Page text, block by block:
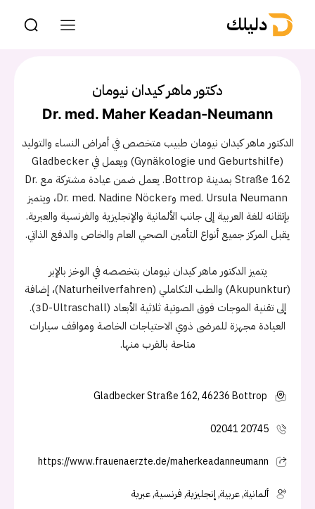
دليلك
دكتور ماهر كيدان نيومان
Dr. med. Maher Keadan-Neumann
الدكتور ماهر كيدان نيومان طبيب متخصص في أمراض النساء والتوليد
(Gynäkologie und Geburtshilfe) ويعمل في Gladbecker
Straße 162 بمدينة Bottrop. يعمل ضمن عيادة مشتركة مع Dr.
med. Ursula Neumann وDr. med. Nadine Nöcker، ويتميز
بإتقانه للغة العربية إلى جانب الألمانية والإنجليزية والفرنسية والعبرية.
يقبل المركز جميع أنواع التأمين الصحي العام والخاص والدفع الذاتي.
يتميز الدكتور ماهر كيدان نيومان بتخصصه في الوخز بالإبر
(Akupunktur) والطب التكاملي (Naturheilverfahren)، إضافة
إلى تقنية الموجات فوق الصوتية ثلاثية الأبعاد (3D-Ultraschall).
العيادة مجهزة للمرضى ذوي الاحتياجات الخاصة ومواقف سيارات
متاحة بالقرب منها.
Gladbecker Straße 162, 46236 Bottrop
02041 20745
https://www.frauenaerzte.de/maherkeadanneumann
ألمانية, عربية, إنجليزية, فرنسية, عبرية